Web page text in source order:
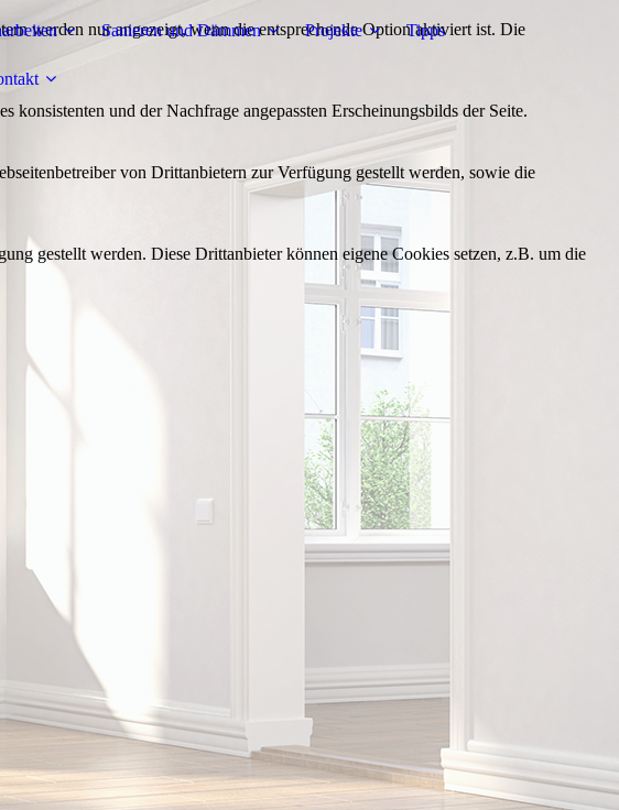
Sanieren und Dämmen Projekte Tipps
werden nur angezeigt, wenn die entsprechende Option aktiviert ist. Die
und der Nachfrage angepassten Erscheinungsbilds der Seite.
von Drittanbietern zur Verfügung gestellt werden, sowie die
gestellt werden. Diese Drittanbieter können eigene Cookies setzen, z.B. um die